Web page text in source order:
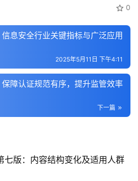
0
息安全行业关键指标与广泛应用
2025年5月11日 下午4:11
障认证规范有序，提升监管效率
下一篇
七版：内容结构变化及适用人群